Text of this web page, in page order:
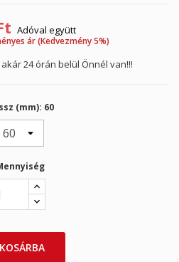
Adóval együtt
ár (Kedvezmény 5%)
24 órán belül Önnél van!!!
(mm): 60
KOSÁRBAkívánságlistába történő